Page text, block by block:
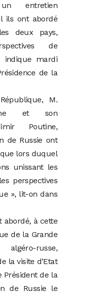
entretien
ils ont abordé
deux pays,
de
indique mardi
de la
M.
et son
Poutine,
de Russie ont
lors duquel
unissant les
perspectives
», lit-on dans
abordé, à cette
de la Grande
russe,
la visite d’Etat
Président de la
de Russie le